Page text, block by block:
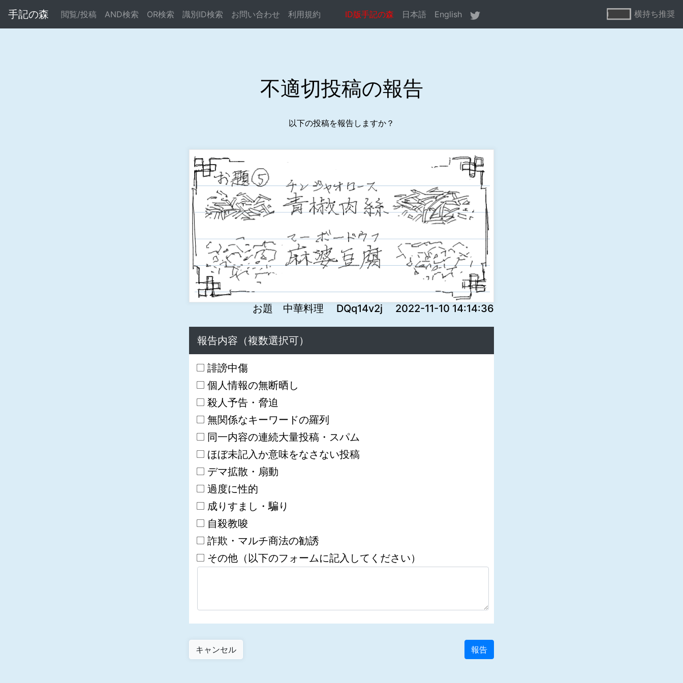
Warning: Undefined array key "error" in/home/xs695261/bocste.com/public_html/syuki-mori/reportconf.php on line 80
手記の森 閲覧/投稿 AND検索 OR検索 識別ID検索 お問い合わせ 利用規約 ID版手記の森 日本語 English 横持ち推奨
不適切投稿の報告
以下の投稿を報告しますか？
お題 中華料理 DQq14v2j 2022-11-10 14:14:36
報告内容（複数選択可）
誹謗中傷
個人情報の無断晒し
殺人予告・脅迫
無関係なキーワードの羅列
同一内容の連続大量投稿・スパム
ほぼ未記入か意味をなさない投稿
デマ拡散・扇動
過度に性的
成りすまし・騙り
自殺教唆
詐欺・マルチ商法の勧誘
その他（以下のフォームに記入してください）